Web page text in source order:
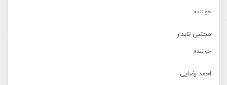
خواننده
مجتبی تابدار
خواننده
احمد رضایی